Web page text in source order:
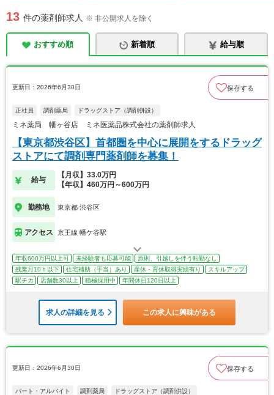
13 件の薬剤師求人 ※ 非公開求人を除く
おすすめ順 新着順 給与順
更新日：2026年6月30日 保存する
正社員 調剤薬局 ドラッグストア（調剤併設）
ミネ薬局 幡ヶ谷店 ミネ医薬品株式会社の薬剤師求人
【東京都渋谷区】首都圏を中心に展開をするドラッグ
ストアにて調剤専門薬剤師を募集！
給与
【月収】33.0万円
【年収】460万円～600万円
勤務地 東京都 渋谷区
アクセス 京王線 幡ケ谷駅
年収600万円以上可 未経験者も応募可能
原則、引越しを伴う転勤なし
残業月10ｈ以下
住宅補助（手当）あり 産休・育休取得実績有り
スキルアップ
駅チカ
店舗数30以上 積極採用中 年間休日120日以上
求人の詳細を見る この求人に興味がある
更新日：2026年6月30日 保存する
パート・アルバイト 調剤薬局 ドラッグストア（調剤併設）